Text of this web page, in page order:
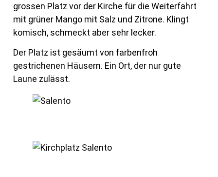
grossen Platz vor der Kirche für die Weiterfahrt
mit grüner Mango mit Salz und Zitrone. Klingt
komisch, schmeckt aber sehr lecker.
Der Platz ist gesäumt von farbenfroh
gestrichenen Häusern. Ein Ort, der nur gute
Laune zulässt.